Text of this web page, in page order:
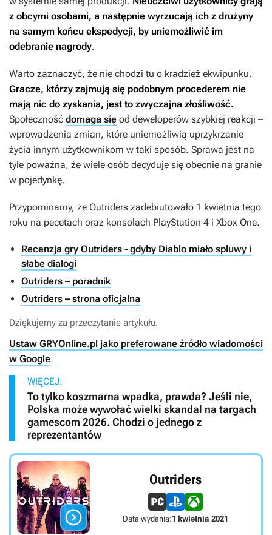
z obcymi osobami, a następnie wyrzucają ich z drużyny
na samym końcu ekspedycji, by uniemożliwić im
odebranie nagrody.
Warto zaznaczyć, że nie chodzi tu o kradzież ekwipunku.
Gracze, którzy zajmują się podobnym procederem nie
mają nic do zyskania, jest to zwyczajna złośliwość.
Społeczność domaga się od deweloperów szybkiej reakcji –
wprowadzenia zmian, które uniemożliwią uprzykrzanie
życia innym użytkownikom w taki sposób. Sprawa jest na
tyle poważna, że wiele osób decyduje się obecnie na granie
w pojedynkę.
Przypominamy, że Outriders zadebiutowało 1 kwietnia tego
roku na pecetach oraz konsolach PlayStation 4 i Xbox One.
Recenzja gry Outriders - gdyby Diablo miało spluwy i
słabe dialogi
Outriders – poradnik
Outriders – strona oficjalna
Dziękujemy za przeczytanie artykułu.
Ustaw GRYOnline.pl jako preferowane źródło wiadomości
w Google
WIĘCEJ:
To tylko koszmarna wpadka, prawda? Jeśli nie,
Polska może wywołać wielki skandal na targach
gamescom 2026. Chodzi o jednego z
reprezentantów

Outriders
Data wydania:1 kwietnia 2021